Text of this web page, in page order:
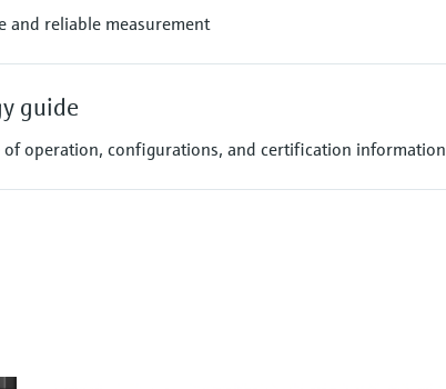
and reliable measurement
guide
of operation, configurations, and certification information